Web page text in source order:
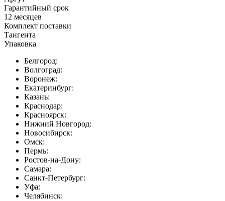
Гарантийный срок
12 месяцев
Комплект поставки
Тангента
Упаковка
Белгород:
Волгоград:
Воронеж:
Екатеринбург:
Казань:
Краснодар:
Красноярск:
Нижний Новгород:
Новосибирск:
Омск:
Пермь:
Ростов-на-Дону:
Самара:
Санкт-Петербург:
Уфа:
Челябинск: